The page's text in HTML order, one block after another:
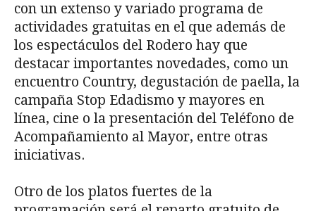
con un extenso y variado programa de
actividades gratuitas en el que además de
los espectáculos del Rodero hay que
destacar importantes novedades, como un
encuentro Country, degustación de paella, la
campaña Stop Edadismo y mayores en
línea, cine o la presentación del Teléfono de
Acompañamiento al Mayor, entre otras
iniciativas.
Otro de los platos fuertes de la